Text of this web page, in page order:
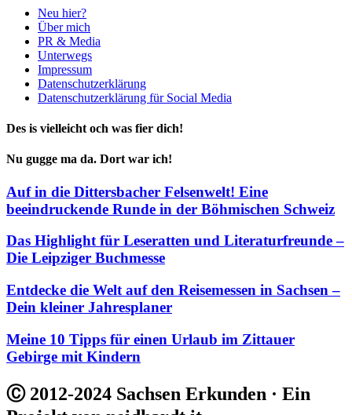
Neu hier?
Über mich
PR & Media
Unterwegs
Impressum
Datenschutzerklärung
Datenschutzerklärung für Social Media
Des is vielleicht och was fier dich!
Nu gugge ma da. Dort war ich!
Auf in die Dittersbacher Felsenwelt! Eine
beeindruckende Runde in der Böhmischen Schweiz
Das Highlight für Leseratten und Literaturfreunde –
Die Leipziger Buchmesse
Entdecke die Welt auf den Reisemessen in Sachsen –
Dein kleiner Jahresplaner
Meine 10 Tipps für einen Urlaub im Zittauer
Gebirge mit Kindern
Ⓒ 2012-2024 Sachsen Erkunden · Ein